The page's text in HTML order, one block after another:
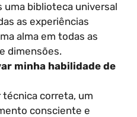
uma biblioteca universal
as experiências
alma em todas as
dimensões.
minha habilidade de
técnica correta, um
consciente e